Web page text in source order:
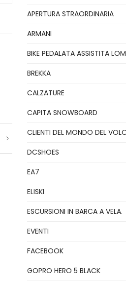
APERTURA STRAORDINARIA
ARMANI
BIKE PEDALATA ASSISTITA
BREKKA
CALZATURE
CAPITA SNOWBOARD
CLIENTI DEL MONDO DEL
DCSHOES
EA7
ELISKI
ESCURSIONI IN BARCA A VELA.
EVENTI
FACEBOOK
GOPRO HERO 5 BLACK